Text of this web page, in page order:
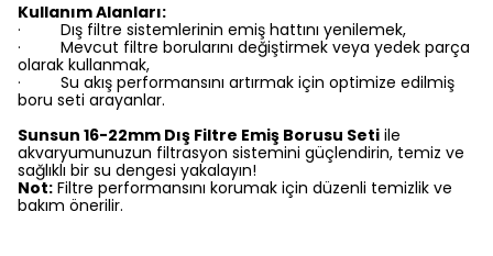
Kullanım Alanları:
· Dış filtre sistemlerinin emiş hattını yenilemek,
·
Mevcut filtre borularını değiştirmek veya yedek parça
olarak kullanmak,
·
Su akış performansını artırmak için optimize edilmiş
boru seti arayanlar.
Sunsun 16-22mm Dış Filtre Emiş Borusu Seti ile
akvaryumunuzun filtrasyon sistemini güçlendirin, temiz ve
sağlıklı bir su dengesi yakalayın!
Not: Filtre performansını korumak için düzenli temizlik ve
bakım önerilir.